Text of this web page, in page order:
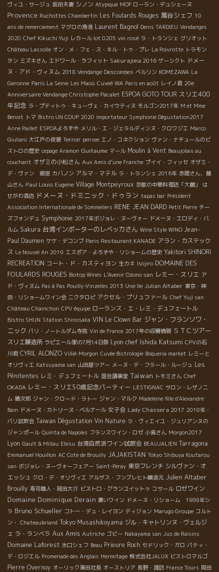
ヴィユ・サージュ 坂田夫妻 シノン Atypique MOF ローラン・デュシェーヌ
Provence Ruchottes Chambertin Les Foulards Rouges 萬谷シェフ 10
ans de remerciement マグロの漁港 Laurent Bagnol Denis TARDIEU Vendanges
2020 Chef Kikuchi Yuji レカール lot 0205 vin rosé ラ・トランシェ グリオット
Château Lassolle オン・メ・フェ・ス・キル・トゥ・プレ La Poivrotte トラモン
タン ミズキさん エドワール・ラフィット Sakurajima 2016 ゲーシクト ドメー
ヌ・アド・ヴィヌム 2018 Vendange Descombes ベルリン KOMEZAWA La
Garonne Paris La Seine Les Maoù Cuveé WA Paris en août レイノ君 20e
Anniversaire Vendange Christophe Pacalet ESPOA GOTO TOUR スリエ400
年記念 ラ・プティトゥ・キューヴェ・カイウティヌ モルゴン2017年 M et Mme
Benoit トマ Bistro UN COUP 2020 Importateur Symphonie Dégustation2017
Anne Paillet ESPOAよろずや メリル・エ・ジェラルディンヌ・クロワジエ Marco
Giuliani 大江戸の夜景 Terroir pensee エノ・コネクション ヴァン・ナチュールのビ
ストロの歴史 cepage Aramon Guillaume マール Moulin à Vent Beaujolais au
couchant オザミの小松さん Aux Amis d’une Franche プイイ・フィッセ オザミ・
デ・ヴァン 銀座 カバノン アルマ・マテル ラ・トランシェ 2016年 赤間さん、藤
山さん Paul Louis Eugene Village Montpeyroux 京都の中華料理店「大鵬」
は
せがわ酒店 ドメーヌ・ドミニック・ドゥラン tapas bar Président
Association Internationale de Sommeliers RENE JEAN DARD Petit Pierre チー
ズフォンデュ Symphonie 2017年ボジョレ・ヌーヴォー ドメーヌ・エロディ・バ
ルム Sakura 台湾インポーターのレベッカさん Wine Style WINO Jean-
Paul Daumen ケケ・デコンブ Paris Restaurant KANADE アラン・カステック
ス Le Nouvel An 2019 エスポア・よろずや・リショームの歴史 Yakitori SHINORI
RECREATION コート・ド・カスティヨン 生カキ Isojiro DOMAINE DES
FOULARDS ROUGES Biotop Wines L'Avenir Ozono san レミー・スリエ ア
ド・ヴィヌム Pas à Pas Pouilly-Vinzelles 2013 Une île Julian Altaber 東京・神
田・リショームワイン会 ニクタロピ アクセル・プリュファール Chef Yuji san
Château Chainchon CPV équipe ローランス・エ・レミ・デュフェートル
Bistro SHUN Station Shinosaka VIN Le Clown Bar ジャン・フランソワ・
ニック パリ・ノートルダム寺院 Vin de France 2017年の収穫情報 ＳＴＣツアー
スリエ醸造所 ラピエール家の7月14日祭 Lyon chef Ishida Katsumi CPVの石
川君 CYRIL ALONZO Villié-Morgon Cuvée Bistrologie Boqueria market レミーと
オリヴィエ Katsuyama san 山田屋ツアー メーヌ・デ・フラール・ルージュ Les
Pénitentes レミ・デュフェートル 国会議事堂 Taiwan トモミさん Chef
OKADA レミー・スリエ50歳記念パーティー LESTIGNAC サロン・レザノニ
ム 磯次郎 ジャン・クロード・ラトー ジャン・マルク Madeleine fille d'Alexandre
Bain ドメーヌ・カトリーヌ・ベルナール 女子会 Lady Chassera 2017 2018年・
パリ試飲会 Taiwan Dégustation Vin Nature ラ・ヴィエイユ・ジュリアンヌの
ジャンポール Quinta de Napoles フランスワイン・ロゼ 小島さん Morgon2017
Lyon Gault & Millau Ebisu 台湾自然派ワイン試飲会 BEAUJALIEN Tarragona
Emmanuel Houillon AC Cote de Brouilly JAJAKISTAN Tokyo Shibuya Koutarou
san ボジョレ・ヌーヴォーフェアー Saint-Peray 東京フレンチ シルヴァン・オ
エッシュ クロ・デ・オリヴィエ アルザス・フンブレヒト醸造元 Julien Altaber
Brouilly 寿司職人・岡田大介 ビストロ・グランユイットゥ コサール ロゼワイン
Domaine Dominique Derain 濃いワイン ドメーヌ・リショーム 1989年シ
ラ Bruno Schueller コトー・デュ・レイヨン ディジョン Marugo Groupe コルト
ン・ Chateaubriand Tokyo Musashikoyama ジル・キャトリンヌ・ヴェルジ
ェ ラ・ランベラ Aux Amis Autriche ゴビー Nakayama san Jus de Raisins
Domaine Laforest 水口シェフ Beau Prieure Roch セドリック・ガロ パティ・
デ・ロジエル Promenade des Anglais Hermitage 株式会社JALUX ビストロマルゴ
Pierre Overnoy オーリック濱田社長 オーストリア 長野・諏訪 France Tours 岡田